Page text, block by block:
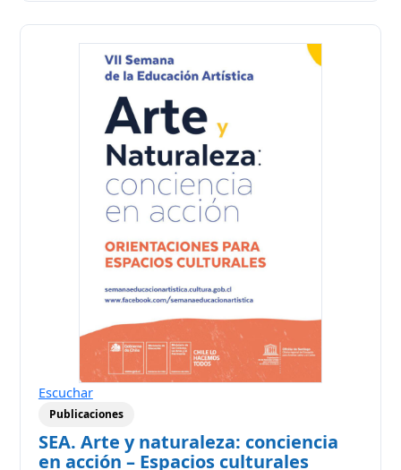
Escuchar
Publicaciones
SEA. Arte y naturaleza: conciencia
en acción – Espacios culturales